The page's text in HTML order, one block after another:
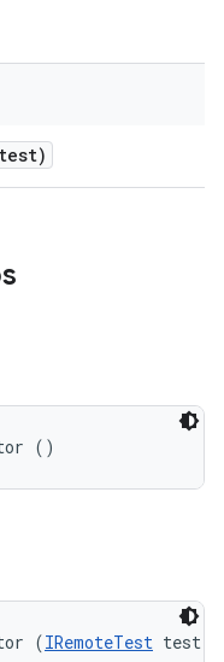
test)
()
(IRemoteTest test)